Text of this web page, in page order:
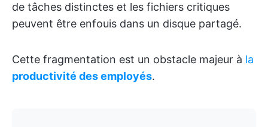
de tâches distinctes et les fichiers critiques
peuvent être enfouis dans un disque partagé.
Cette fragmentation est un obstacle majeur à la
productivité des employés.